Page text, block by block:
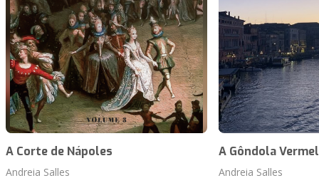
A Corte de Nápoles
Andreia Salles
A Gôndola
Andreia Salles